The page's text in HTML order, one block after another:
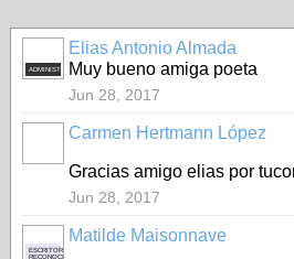
ADMINISTRADOR
Elias Antonio Almada
Muy bueno amiga poeta
Jun 28, 2017
Carmen Hertmann López
Gracias amigo elias por
Jun 28, 2017
ESCRITOR
RECONOCIDO
Matilde Maisonnave